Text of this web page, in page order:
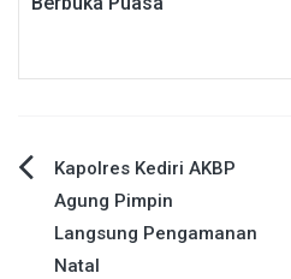
Navigasi
pos
Kapolres Kediri AKBP
Agung Pimpin
Langsung Pengamanan
Natal